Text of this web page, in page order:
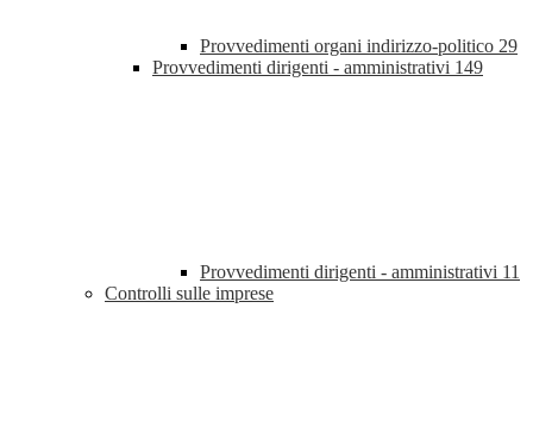
Provvedimenti organi indirizzo-politico 29
Provvedimenti dirigenti - amministrativi 149
Provvedimenti dirigenti - amministrativi 11
Controlli sulle imprese